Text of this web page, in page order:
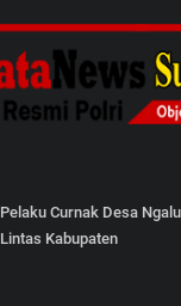
Pelaku Curnak Desa
Lintas Kabupaten